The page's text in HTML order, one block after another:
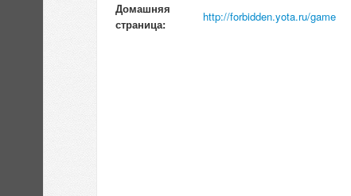
Домашняя
страница:
http://forbidden.yota.ru/game